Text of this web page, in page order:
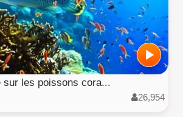
sur les poissons cora...
26,954